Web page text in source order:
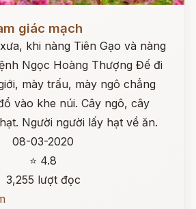
giác mạch
khi nàng Tiên Gạo và nàng
Ngọc Hoàng Thượng Đế đi
mày trấu, mày ngô chẳng
vào khe núi. Cây ngô, cây
Người người lấy hạt về ăn.
08-03-2020
⭐ 4.8
3,255 lượt đọc